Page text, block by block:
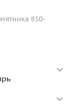
850-